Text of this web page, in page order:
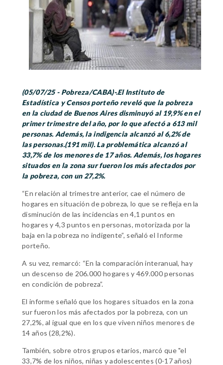
(05/07/25 - Pobreza/CABA)-.El Instituto de
Estadística y Censos porteño reveló que la pobreza
en la ciudad de Buenos Aires disminuyó al 19,9% en el
primer trimestre del año, por lo que afectó a 613 mil
personas. Además, la indigencia alcanzó al 6,2% de
las personas.(191 mil).La problemática alcanzó al
33,7% de los menores de 17 años. Además, los hogares
situados en la zona sur fueron los más afectados por
la pobreza, con un 27,2%.
“En relación al trimestre anterior, cae el número de
hogares en situación de pobreza, lo que se refleja en la
disminución de las incidencias en 4,1 puntos en
hogares y 4,3 puntos en personas, motorizada por la
baja en la pobreza no indigente”, señaló el Informe
porteño.
A su vez, remarcó: “En la comparación interanual, hay
un descenso de 206.000 hogares y 469.000 personas
en condición de pobreza”.
El informe señaló que los hogares situados en la zona
sur fueron los más afectados por la pobreza, con un
27,2%, al igual que en los que viven niños menores de
14 años (28,2%).
También, sobre otros grupos etarios, marcó que "el
33,7% de los niños, niñas y adolescentes (0-17 años)